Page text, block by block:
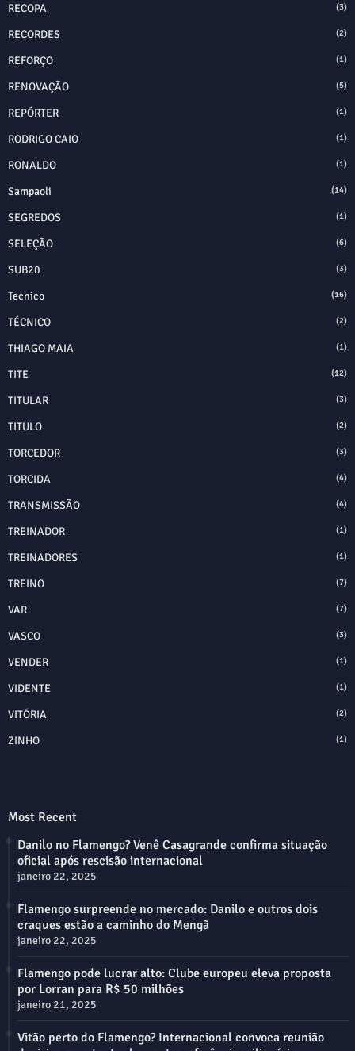
RECOPA (3)
RECORDES (2)
REFORÇO (1)
RENOVAÇÃO (5)
REPÓRTER (1)
RODRIGO CAIO (1)
RONALDO (1)
Sampaoli (14)
SEGREDOS (1)
SELEÇÃO (6)
SUB20 (3)
Tecnico (16)
TÉCNICO (2)
THIAGO MAIA (1)
TITE (12)
TITULAR (3)
TITULO (2)
TORCEDOR (3)
TORCIDA (4)
TRANSMISSÃO (4)
TREINADOR (1)
TREINADORES (1)
TREINO (7)
VAR (7)
VASCO (3)
VENDER (1)
VIDENTE (1)
VITÓRIA (2)
ZINHO (1)
Most Recent
Danilo no Flamengo? Venê Casagrande confirma situação
oficial após rescisão internacional
janeiro 22, 2025
Flamengo surpreende no mercado: Danilo e outros dois
craques estão a caminho do Mengã
janeiro 22, 2025
Flamengo pode lucrar alto: Clube europeu eleva proposta
por Lorran para R$ 50 milhões
janeiro 21, 2025
Vitão perto do Flamengo? Internacional convoca reunião